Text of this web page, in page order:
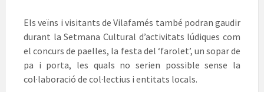
Els veïns i visitants de Vilafamés també podran gaudir
durant la Setmana Cultural d’activitats lúdiques com
el concurs de paelles, la festa del ‘farolet’, un sopar de
pa i porta, les quals no serien possible sense la
col·laboració de col·lectius i entitats locals.